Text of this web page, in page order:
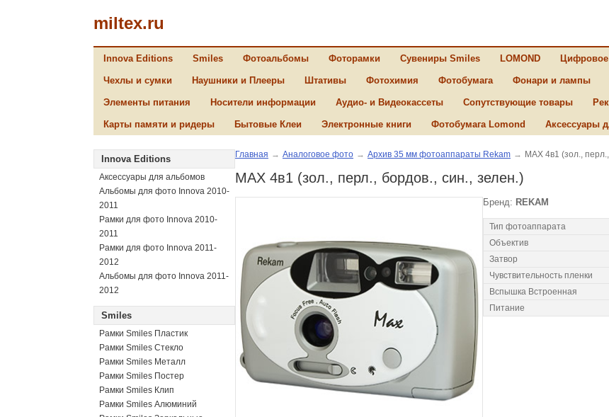
miltex.ru
Innova Editions Smiles Фотоальбомы Фоторамки Сувениры Smiles LOMOND
Чехлы и сумки Наушники и Плееры Штативы Фотохимия Фотобумага Фонари и лампы
Элементы питания Носители информации Аудио- и Видеокассеты Сопутствующие товары
Карты памяти и ридеры Бытовые Клеи Электронные книги Фотобумага Lomond Аксессуары
Innova Editions
Аксессуары для альбомов
Альбомы для фото Innova 2010-
2011
Рамки для фото Innova 2010-
2011
Рамки для фото Innova 2011-
2012
Альбомы для фото Innova 2011-
2012
Smiles
Рамки Smiles Пластик
Рамки Smiles Стекло
Рамки Smiles Металл
Рамки Smiles Постер
Рамки Smiles Клип
Рамки Smiles Алюминий
Главная → Аналоговое фото → Архив 35 мм фотоаппараты Rekam → MAX 4в1 (зол.,
MAX 4в1 (зол., перл., бордов., син., зелен.)
Бренд: REKAM
Тип фотоаппарата
Объектив
Затвор
Чувствительность пленки
Вспышка Встроенная
Питание